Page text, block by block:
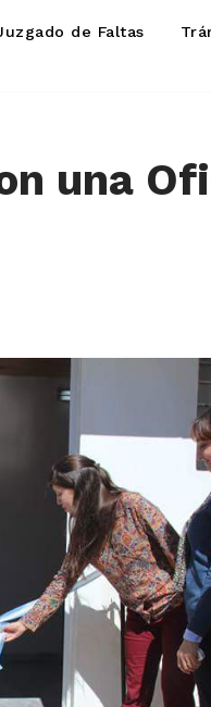
de Faltas
una